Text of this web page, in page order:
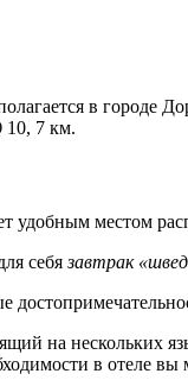
в городе
10, 7 км.
удобным местом
себязавтрак
на нескольких
в отеле вы